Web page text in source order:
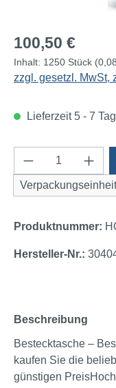
Regulärer Preis:
100,50 €
Inhalt: 1250 Stück
zzgl. gesetzl. MwSt,
Lieferzeit 5 - 7
Produkt
Verpackungseinheit
Produktnummer:
Hersteller-Nr.:
Beschreibung
Bestecktasche –
kaufen Sie die
günstigen